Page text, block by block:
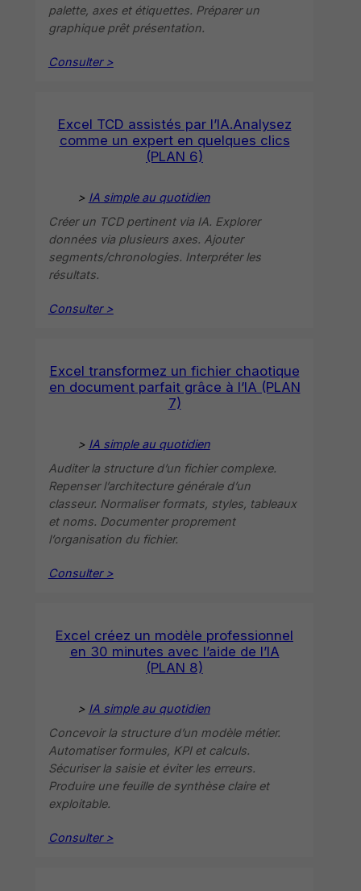
palette, axes et étiquettes. Préparer un
graphique prêt présentation.
Consulter >
Excel TCD assistés par l’IA.Analysez
comme un expert en quelques clics
(PLAN 6)
> IA simple au quotidien
Créer un TCD pertinent via IA. Explorer
données via plusieurs axes. Ajouter
segments/chronologies. Interpréter les
résultats.
Consulter >
Excel transformez un fichier chaotique
en document parfait grâce à l’IA (PLAN
7)
> IA simple au quotidien
Auditer la structure d’un fichier complexe.
Repenser l’architecture générale d’un
classeur. Normaliser formats, styles, tableaux
et noms. Documenter proprement
l’organisation du fichier.
Consulter >
Excel créez un modèle professionnel
en 30 minutes avec l’aide de l’IA
(PLAN 8)
> IA simple au quotidien
Concevoir la structure d’un modèle métier.
Automatiser formules, KPI et calculs.
Sécuriser la saisie et éviter les erreurs.
Produire une feuille de synthèse claire et
exploitable.
Consulter >